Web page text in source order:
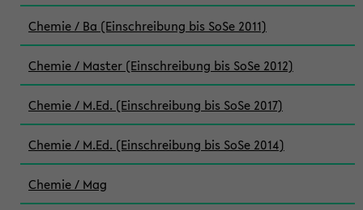
Chemie / Ba (Einschreibung bis SoSe 2011)
Chemie / Master (Einschreibung bis SoSe 2012)
Chemie / M.Ed. (Einschreibung bis SoSe 2017)
Chemie / M.Ed. (Einschreibung bis SoSe 2014)
Chemie / Mag